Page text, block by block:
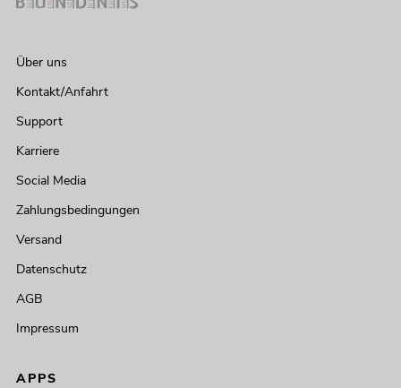
Über uns
Kontakt/Anfahrt
Support
Karriere
Social Media
Zahlungsbedingungen
Versand
Datenschutz
AGB
Impressum
APPS